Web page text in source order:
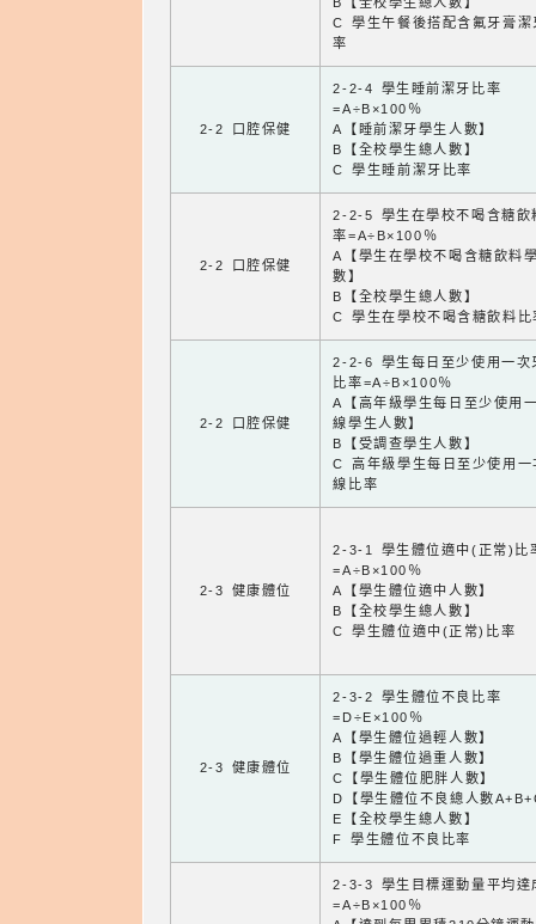
C 學生午餐後搭配含氟牙膏潔
率
2-2 口腔保健
2-2-4 學生睡前潔牙比率
=A÷B×100％
A【睡前潔牙學生人數】
B【全校學生總人數】
C 學生睡前潔牙比率
2-2 口腔保健
2-2-5 學生在學校不喝含糖飲
率=A÷B×100％
A【學生在學校不喝含糖飲料
數】
B【全校學生總人數】
C 學生在學校不喝含糖飲料比
2-2 口腔保健
2-2-6 學生每日至少使用一次
比率=A÷B×100％
A【高年級學生每日至少使用
線學生人數】
B【受調查學生人數】
C 高年級學生每日至少使用一
線比率
2-3 健康體位
2-3-1 學生體位適中(正常)比
=A÷B×100％
A【學生體位適中人數】
B【全校學生總人數】
C 學生體位適中(正常)比率
2-3 健康體位
2-3-2 學生體位不良比率
=D÷E×100％
A【學生體位過輕人數】
B【學生體位過重人數】
C【學生體位肥胖人數】
D【學生體位不良總人數
E【全校學生總人數】
F 學生體位不良比率
2-3-3 學生目標運動量平均達
=A÷B×100％